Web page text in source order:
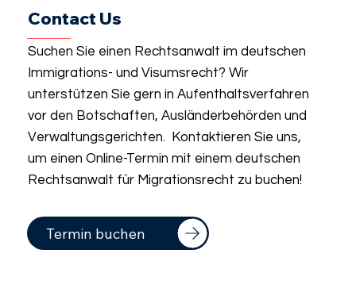
Contact Us
Suchen Sie einen Rechtsanwalt im deutschen
Immigrations- und Visumsrecht? Wir
unterstützen Sie gern in Aufenthaltsverfahren
vor den Botschaften, Ausländerbehörden und
Verwaltungsgerichten. Kontaktieren Sie uns,
um einen Online-Termin mit einem deutschen
Rechtsanwalt für Migrationsrecht zu buchen!
Termin buchen